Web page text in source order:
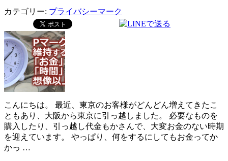
カテゴリー: プライバシーマーク
こんにちは。 最近、東京のお客様がどんどん増えてきたこ
ともあり、大阪から東京に引っ越しました。 必要なものを
購入したり、引っ越し代金もかさんで、大変お金のない時期
を迎えています。 やっぱり、何をするにしてもお金ってか
かっ …